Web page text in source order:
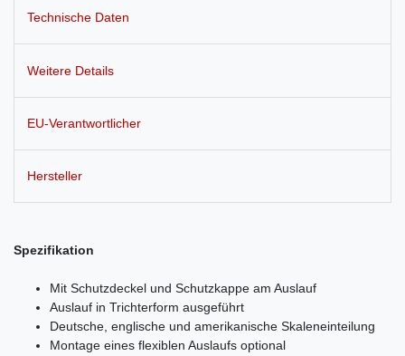
Technische Daten
Weitere Details
EU-Verantwortlicher
Hersteller
Spezifikation
Mit Schutzdeckel und Schutzkappe am Auslauf
Auslauf in Trichterform ausgeführt
Deutsche, englische und amerikanische Skaleneinteilung
Montage eines flexiblen Auslaufs optional